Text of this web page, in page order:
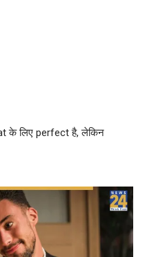
के लिए perfect है, लेकिन